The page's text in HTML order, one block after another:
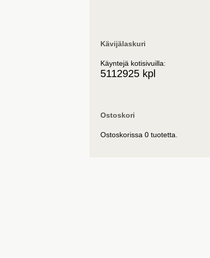
Kävijälaskuri
Käyntejä kotisivuilla:
5112925 kpl
Ostoskori
Ostoskorissa 0 tuotetta.